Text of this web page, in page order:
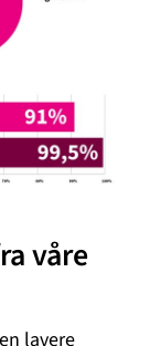
våre
lavere